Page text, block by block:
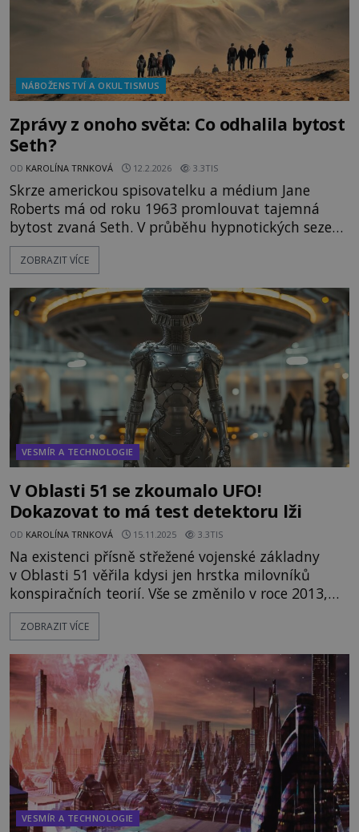
NÁBOŽENSTVÍ A OKULTISMUS
Zprávy z onoho světa: Co odhalila bytost
Seth?
OD KAROLÍNA TRNKOVÁ 12.2.2026 3.3TIS
Skrze americkou spisovatelku a médium Jane
Roberts má od roku 1963 promlouvat tajemná
bytost zvaná Seth. V průběhu hypnotických sezení
údajně odhalí mnohá tajemství života a smrti a
vypráví také o realitě, která nám prý dosud uniká.
Američanka Jane Roberts (1929–1984) se dlouhou
dobu věnuje psan
ZOBRAZIT VÍCE
VESMÍR A TECHNOLOGIE
V Oblasti 51 se zkoumalo UFO!
Dokazovat to má test detektoru lži
OD KAROLÍNA TRNKOVÁ 15.11.2025 3.3TIS
Na existenci přísně střežené vojenské základny
v Oblasti 51 věřila kdysi jen hrstka milovníků
konspiračních teorií. Vše se změnilo v roce 2013,
kdy CIA oficiálně přiznala, že taková zóna opravdu
existuje. UFO se v ní ale zkoumat nemělo. Podle
prošel testem na detektoru lži, je ale opak
pravdou. Kdybys
ZOBRAZIT VÍCE
VESMÍR A TECHNOLOGIE